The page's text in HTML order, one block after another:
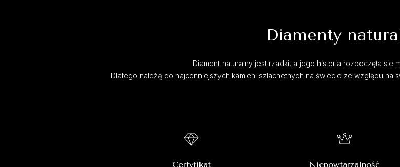
Diamenty
Diament naturalny jest rzadki, a jego historia rozpoczęła sie
Dlatego należą do najcenniejszych kamieni szlachetnych na świecie ze względu
Certyfikat Niepowtarzalność